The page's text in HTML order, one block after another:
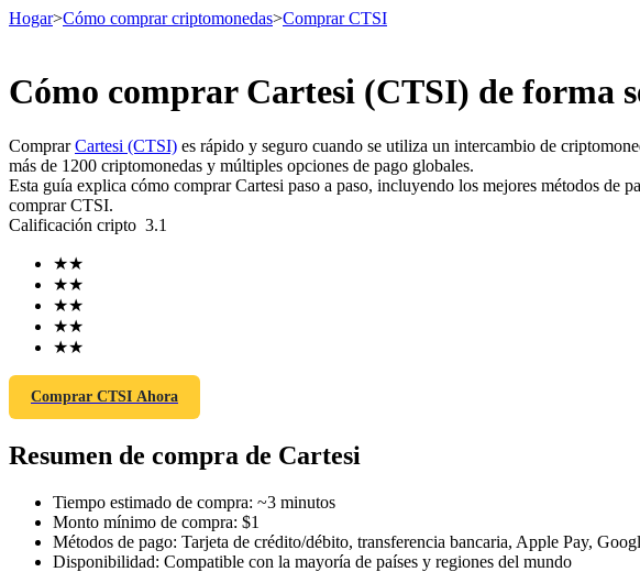
Futuros
Futuros del USDT
Hogar>Cómo comprar criptomonedas>Comprar CTSI
Cómo comprar Cartesi (CTSI) de forma
ComprarCartesi (CTSI) es rápido y seguro cuando se utiliza un intercambio de
más de 1200 criptomonedas y múltiples opciones de pago globales.
Esta guía explica cómo comprar Cartesi paso a paso, incluyendo los mejores métodos de
comprar CTSI.
Calificación cripto 3.1
★★
★★
★★
★★
★★
Comprar CTSI Ahora
Resumen de compra de Cartesi
Tiempo estimado de compra: ~3 minutos
Monto mínimo de compra: $1
Métodos de pago: Tarjeta de crédito/débito, transferencia bancaria, Apple Pay,
Disponibilidad: Compatible con la mayoría de países y regiones del mundo